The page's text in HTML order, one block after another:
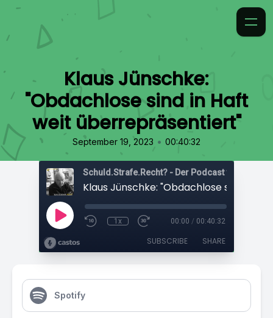
Klaus Jünschke:
"Obdachlose sind in Haft
weit überrepräsentiert"
September 19, 2023 • 00:40:32
1x 00:00 / 00:40:32
SUBSCRIBE SHARE
Spotify